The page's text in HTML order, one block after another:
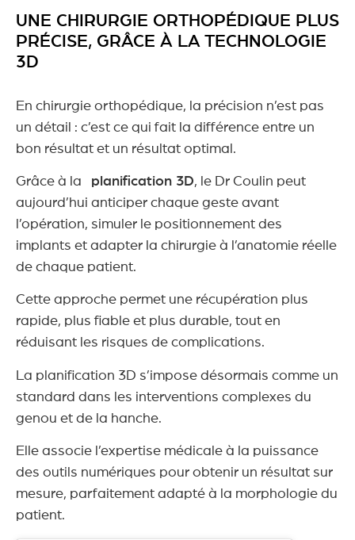
UNE CHIRURGIE ORTHOPÉDIQUE PLUS
PRÉCISE, GRÂCE À LA TECHNOLOGIE
3D
En chirurgie orthopédique, la précision n’est pas
un détail : c’est ce qui fait la différence entre un
bon résultat et un résultat optimal.
Grâce à la planification 3D, le Dr Coulin peut
aujourd’hui anticiper chaque geste avant
l’opération, simuler le positionnement des
implants et adapter la chirurgie à l’anatomie réelle
de chaque patient.
Cette approche permet une récupération plus
rapide, plus fiable et plus durable, tout en
réduisant les risques de complications.
La planification 3D s’impose désormais comme un
standard dans les interventions complexes du
genou et de la hanche.
Elle associe l’expertise médicale à la puissance
des outils numériques pour obtenir un résultat sur
mesure, parfaitement adapté à la morphologie du
patient.